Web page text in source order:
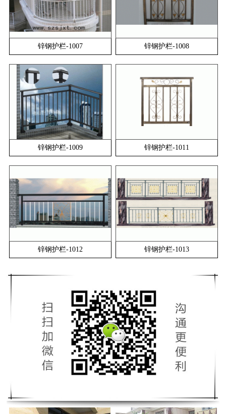
锌钢护栏-1007 锌钢护栏-1008
锌钢护栏-1009 锌钢护栏-1011
锌钢护栏-1012 锌钢护栏-1013